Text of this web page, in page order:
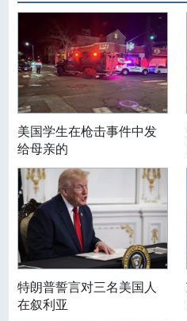
美国学生在枪击事件中发
给母亲的
特朗普誓言对三名美国人
在叙利亚